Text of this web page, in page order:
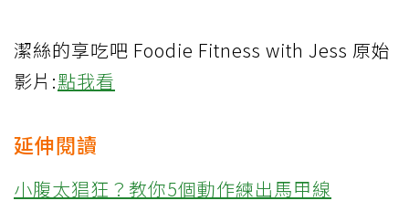
潔絲的享吃吧 Foodie Fitness with Jess 原始
影片:點我看
延伸閱讀
小腹太猖狂？教你5個動作練出馬甲線